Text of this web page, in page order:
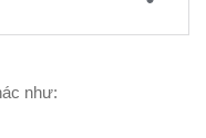
như: